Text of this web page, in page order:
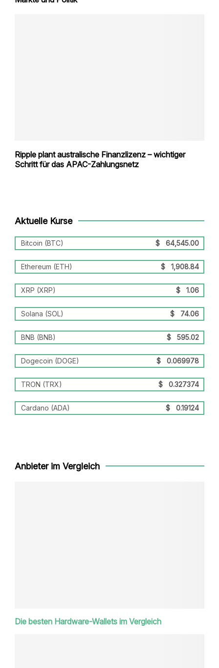
Ripple plant australische Finanzlizenz – wichtiger
Schritt für das APAC-Zahlungsnetz
Aktuelle Kurse
Bitcoin (BTC) $ 64,545.00
Ethereum (ETH) $ 1,908.84
XRP (XRP) $ 1.06
Solana (SOL) $ 74.06
BNB (BNB) $ 595.02
Dogecoin (DOGE) $ 0.069978
TRON (TRX) $ 0.327374
Cardano (ADA) $ 0.19124
Anbieter im Vergleich
Die besten Hardware-Wallets im Vergleich